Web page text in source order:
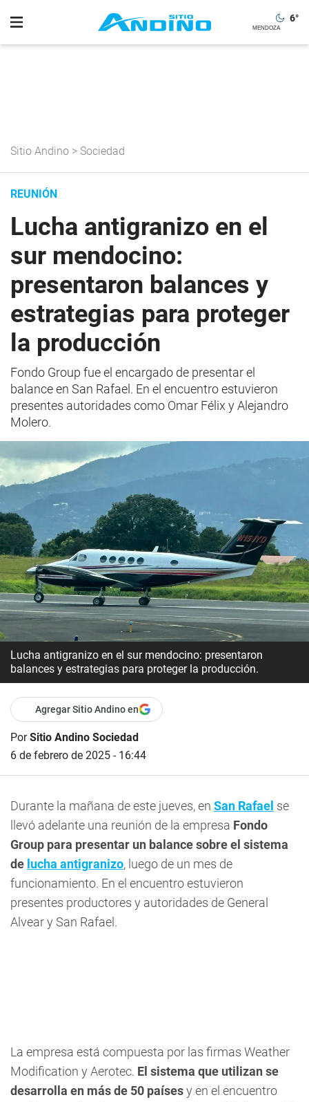
6°
Sitio Andino > Sociedad
REUNIÓN
Lucha antigranizo en el
sur mendocino:
presentaron balances y
estrategias para proteger
la producción
Fondo Group fue el encargado de presentar el
balance en San Rafael. En el encuentro estuvieron
presentes autoridades como Omar Félix y Alejandro
Molero.
Lucha antigranizo en el sur mendocino: presentaron
balances y estrategias para proteger la producción.
Agregar Sitio Andino en
PorSitio Andino Sociedad
6 de febrero de 2025 - 16:44
Durante la mañana de este jueves, en San Rafael se
llevó adelante una reunión de la empresa Fondo
Group para presentar un balance sobre el sistema
de lucha antigranizo, luego de un mes de
funcionamiento. En el encuentro estuvieron
presentes productores y autoridades de General
Alvear y San Rafael.
La empresa está compuesta por las firmas Weather
Modification y Aerotec. El sistema que utilizan se
desarrolla en más de 50 paísesy en el encuentro